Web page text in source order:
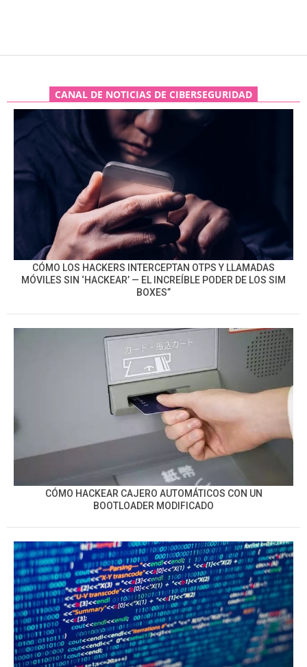
CANAL DE NOTICIAS DE CIBERSEGURIDAD
CÓMO LOS HACKERS INTERCEPTAN OTPS Y LLAMADAS
MÓVILES SIN ‘HACKEAR’ — EL INCREÍBLE PODER DE LOS SIM
BOXES”
CÓMO HACKEAR CAJERO AUTOMÁTICOS CON UN
BOOTLOADER MODIFICADO